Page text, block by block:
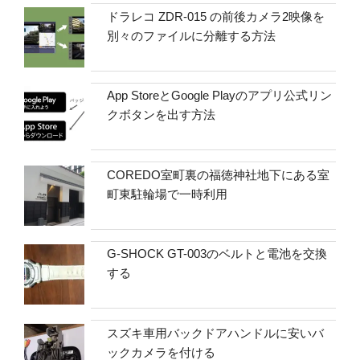
ドラレコ ZDR-015 の前後カメラ2映像を
別々のファイルに分離する方法
App StoreとGoogle Playのアプリ公式リン
クボタンを出す方法
COREDO室町裏の福徳神社地下にある室
町東駐輪場で一時利用
G-SHOCK GT-003のベルトと電池を交換
する
スズキ車用バックドアハンドルに安いバ
ックカメラを付ける